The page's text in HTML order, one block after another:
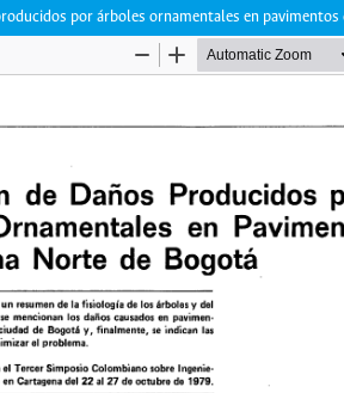
por árboles ornamentales en